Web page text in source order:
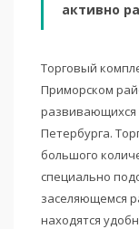
активно
Торговый
Приморском
развивающихся
Петербурга.
большого
специально
заселяющемся
находятся